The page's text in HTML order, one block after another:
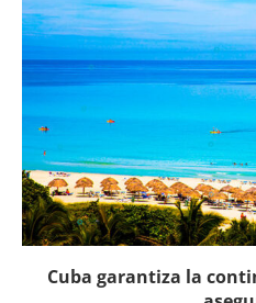
Cuba garantiza la